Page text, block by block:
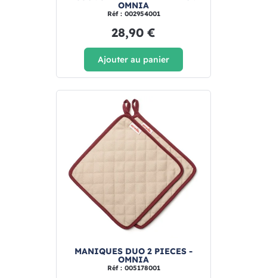
OMNIA
Réf : 002954001
28,90 €
Ajouter au panier
MANIQUES DUO 2 PIECES -
OMNIA
Réf : 005178001